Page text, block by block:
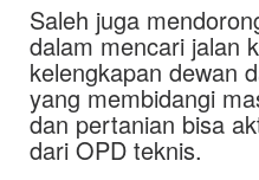
Saleh juga
dalam mencari jalan
kelengkapan dewan
yang membidangi
dan pertanian bisa
dari OPD teknis.